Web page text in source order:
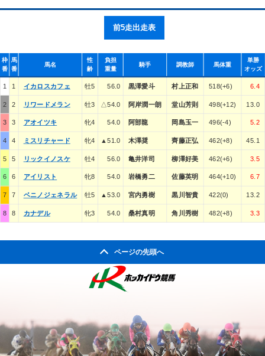
前5走出走表
枠
番
馬
番
馬名
性
齢
負担
重量
騎手 調教師 馬体重
単勝
オッズ
1 1 イカロスカフェ 牡5 56.0 黒澤愛斗 村上正和 518(+6) 6.4
2 2 リワードメラン 牡3 △54.0 阿岸潤一朗 堂山芳則 498(+12) 13.0
3 3 アオイツキ 牝4 54.0 阿部龍 岡島玉一 496(-4) 5.2
4 4 ミスリチャード 牝4 ▲51.0 木澤奨 齊藤正弘 462(+8) 45.1
5 5 リックイノスケ 牡4 56.0 亀井洋司 柳澤好美 462(+6) 3.5
6 6 アイリスト 牝8 54.0 岩橋勇二 佐藤英明 464(+10) 6.7
7 7 ベニノジェネラル 牡5 ▲53.0 宮内勇樹 黒川智貴 422(0) 13.2
8 8 カナデル 牝3 54.0 桑村真明 角川秀樹 482(+8) 3.3
ページの先頭へ